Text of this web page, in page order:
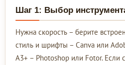
Шаг 1: Выбор
Нужна скорость – берите
стиль и шрифты – Canva или
А3+ – Photoshop или Fotor. Если